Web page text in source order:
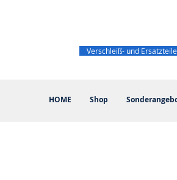
HOME Shop
Verschleiß- und